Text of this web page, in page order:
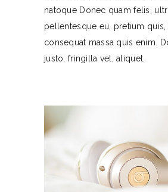
natoque Donec quam felis,
pellentesque eu, pretium quis,
consequat massa quis enim.
justo, fringilla vel, aliquet.